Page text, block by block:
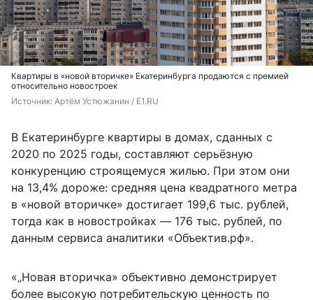
Квартиры в «новой вторичке» Екатеринбурга продаются с премией
относительно новостроек
Источник: Артём Устюжанин / E1.RU
В Екатеринбурге квартиры в домах, сданных с
2020 по 2025 годы, составляют серьёзную
конкуренцию строящемуся жилью. При этом они
на 13,4% дороже: средняя цена квадратного метра
в «новой вторичке» достигает 199,6 тыс. рублей,
тогда как в новостройках — 176 тыс. рублей, по
данным сервиса аналитики «Объектив.рф».
«„Новая вторичка» объективно демонстрирует
более высокую потребительскую ценность по